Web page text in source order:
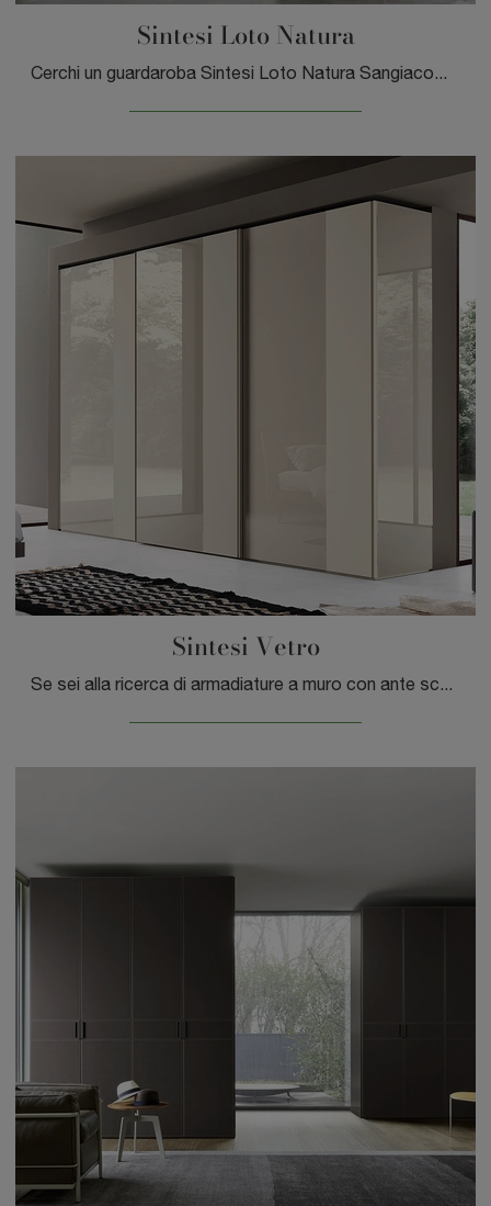
Sintesi Loto Natura
Cerchi un guardaroba Sintesi Loto Natura Sangiacomo? Clicca subito! Gli armadi a muro con ante scorrevoli ti aspettano.
Sintesi Vetro
Se sei alla ricerca di armadiature a muro con ante scorrevoli, clicca e scopri l'armadio Sintesi Vetro di Sangiacomo in vetro.